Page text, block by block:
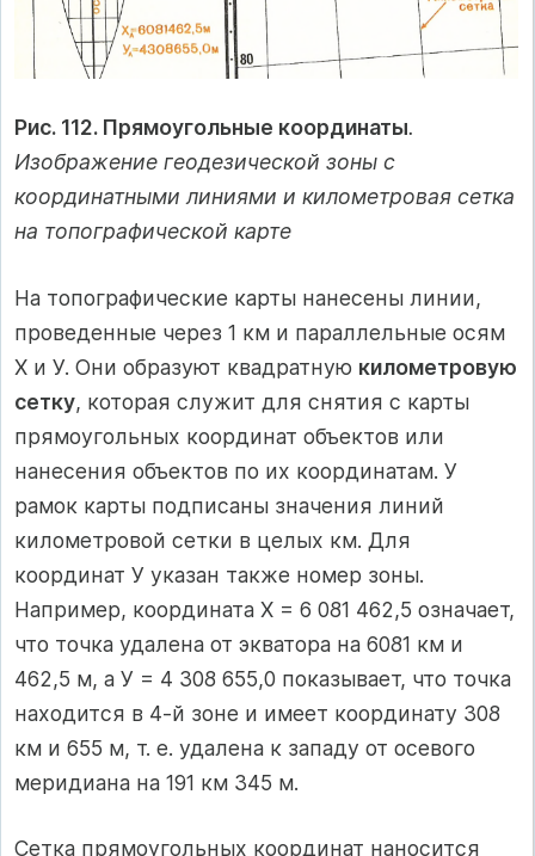
Рис. 112. Прямоугольные координаты.
Изображение геодезической зоны с
координатными линиями и километровая сетка
на топографической карте
На топографические карты нанесены линии,
проведенные через 1 км и параллельные осям
X и У. Они образуют квадратную километровую
сетку, которая служит для снятия с карты
прямоугольных координат объектов или
нанесения объектов по их координатам. У
рамок карты подписаны значения линий
километровой сетки в целых км. Для
координат У указан также номер зоны.
Например, координата X = 6 081 462,5 означает,
что точка удалена от экватора на 6081 км и
462,5 м, а У = 4 308 655,0 показывает, что точка
находится в 4-й зоне и имеет координату 308
км и 655 м, т. е. удалена к западу от осевого
меридиана на 191 км 345 м.
Сетка прямоугольных координат наносится